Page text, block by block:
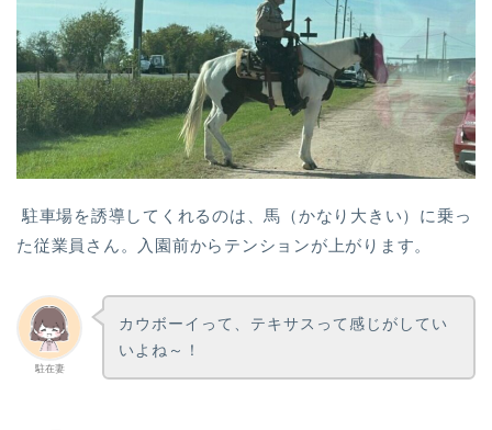
駐車場を誘導してくれるのは、馬（かなり大きい）に乗っ
た従業員さん。入園前からテンションが上がります。
駐在妻
カウボーイって、テキサスって感じがしてい
いよね～！
パパ向け（準備～米国生活
立ち上げ）